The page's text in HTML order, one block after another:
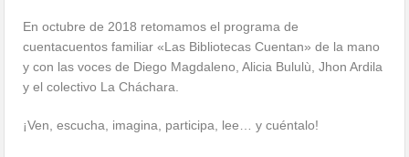
En octubre de 2018 retomamos el programa de
cuentacuentos familiar «Las Bibliotecas Cuentan» de la mano
y con las voces de Diego Magdaleno, Alicia Bululù, Jhon Ardila
y el colectivo La Cháchara.
¡Ven, escucha, imagina, participa, lee… y cuéntalo!